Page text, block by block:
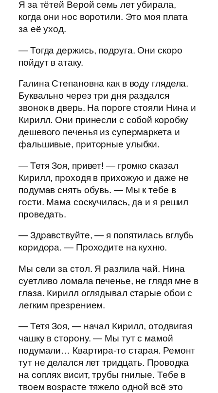
Я за тётей Верой семь лет убирала,
когда они нос воротили. Это моя плата
за её уход.
— Тогда держись, подруга. Они скоро
пойдут в атаку.
Галина Степановна как в воду глядела.
Буквально через три дня раздался
звонок в дверь. На пороге стояли Нина и
Кирилл. Они принесли с собой коробку
дешевого печенья из супермаркета и
фальшивые, приторные улыбки.
— Тетя Зоя, привет! — громко сказал
Кирилл, проходя в прихожую и даже не
подумав снять обувь. — Мы к тебе в
гости. Мама соскучилась, да и я решил
проведать.
— Здравствуйте, — я попятилась вглубь
коридора. — Проходите на кухню.
Мы сели за стол. Я разлила чай. Нина
суетливо ломала печенье, не глядя мне в
глаза. Кирилл оглядывал старые обои с
легким презрением.
— Тетя Зоя, — начал Кирилл, отодвигая
чашку в сторону. — Мы тут с мамой
подумали… Квартира-то старая. Ремонт
тут не делался лет тридцать. Проводка
на соплях висит, трубы гнилые. Тебе в
твоем возрасте тяжело одной всё это